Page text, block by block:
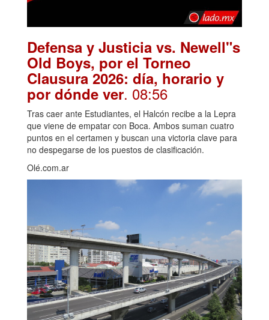
Defensa y Justicia vs. Newell"s
Old Boys, por el Torneo
Clausura 2026: día, horario y
por dónde ver. 08:56
Tras caer ante Estudiantes, el Halcón recibe a la Lepra
que viene de empatar con Boca. Ambos suman cuatro
puntos en el certamen y buscan una victoria clave para
no despegarse de los puestos de clasificación.
Olé.com.ar